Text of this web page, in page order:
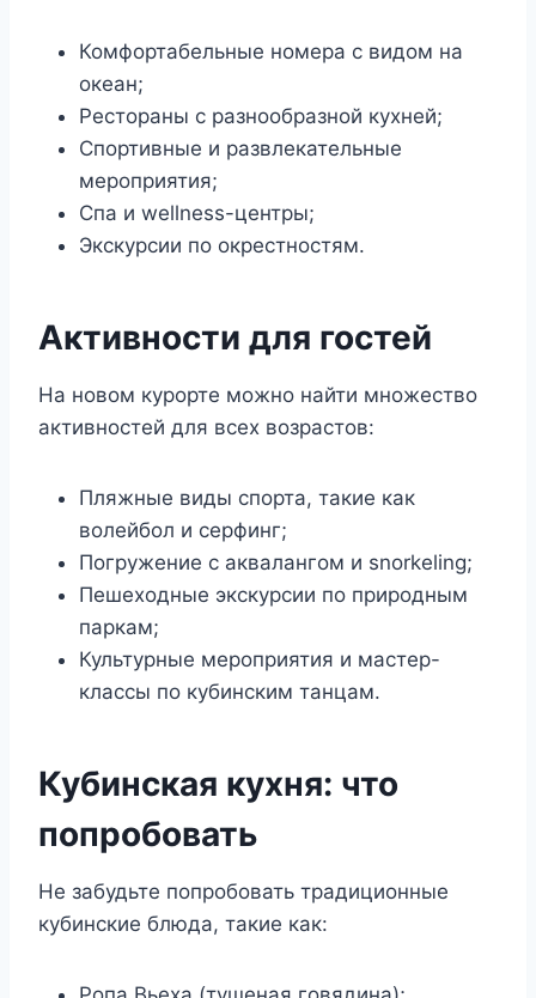
Комфортабельные номера с видом на
океан;
Рестораны с разнообразной кухней;
Спортивные и развлекательные
мероприятия;
Спа и wellness-центры;
Экскурсии по окрестностям.
Активности для гостей
На новом курорте можно найти множество
активностей для всех возрастов:
Пляжные виды спорта, такие как
волейбол и серфинг;
Погружение с аквалангом и snorkeling;
Пешеходные экскурсии по природным
паркам;
Культурные мероприятия и мастер-
классы по кубинским танцам.
Кубинская кухня: что
попробовать
Не забудьте попробовать традиционные
кубинские блюда, такие как: